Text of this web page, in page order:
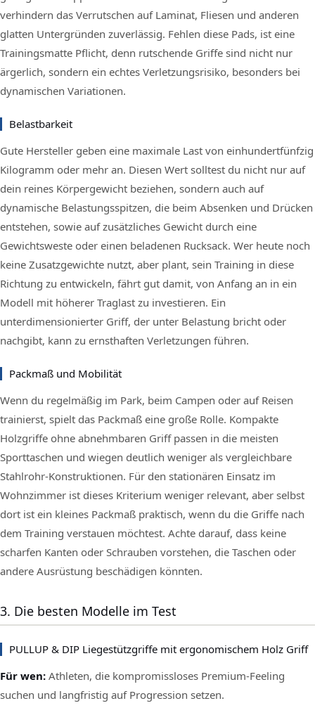
verhindern das Verrutschen auf Laminat, Fliesen und anderen
glatten Untergründen zuverlässig. Fehlen diese Pads, ist eine
Trainingsmatte Pflicht, denn rutschende Griffe sind nicht nur
ärgerlich, sondern ein echtes Verletzungsrisiko, besonders bei
dynamischen Variationen.
Belastbarkeit
Gute Hersteller geben eine maximale Last von einhundertfünfzig
Kilogramm oder mehr an. Diesen Wert solltest du nicht nur auf
dein reines Körpergewicht beziehen, sondern auch auf
dynamische Belastungsspitzen, die beim Absenken und Drücken
entstehen, sowie auf zusätzliches Gewicht durch eine
Gewichtsweste oder einen beladenen Rucksack. Wer heute noch
keine Zusatzgewichte nutzt, aber plant, sein Training in diese
Richtung zu entwickeln, fährt gut damit, von Anfang an in ein
Modell mit höherer Traglast zu investieren. Ein
unterdimensionierter Griff, der unter Belastung bricht oder
nachgibt, kann zu ernsthaften Verletzungen führen.
Packmaß und Mobilität
Wenn du regelmäßig im Park, beim Campen oder auf Reisen
trainierst, spielt das Packmaß eine große Rolle. Kompakte
Holzgriffe ohne abnehmbaren Griff passen in die meisten
Sporttaschen und wiegen deutlich weniger als vergleichbare
Stahlrohr-Konstruktionen. Für den stationären Einsatz im
Wohnzimmer ist dieses Kriterium weniger relevant, aber selbst
dort ist ein kleines Packmaß praktisch, wenn du die Griffe nach
dem Training verstauen möchtest. Achte darauf, dass keine
scharfen Kanten oder Schrauben vorstehen, die Taschen oder
andere Ausrüstung beschädigen könnten.
3. Die besten Modelle im Test
PULLUP & DIP Liegestützgriffe mit ergonomischem Holz Griff
Für wen: Athleten, die kompromissloses Premium-Feeling
suchen und langfristig auf Progression setzen.